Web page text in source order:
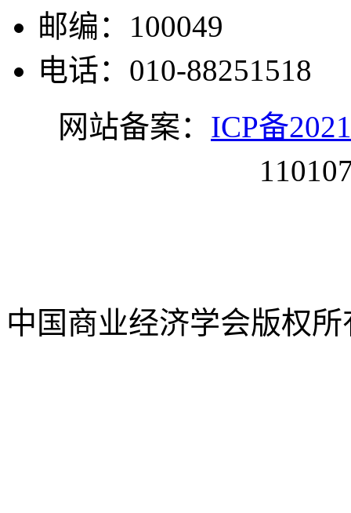
邮编：100049
电话：010-88251518
网站备案： ICP备
中国商业经济学会版权所